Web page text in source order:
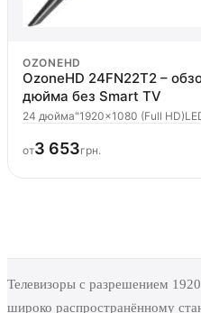
OZONEHD
OzoneHD 24FN22T2 –
дюйма без Smart TV
24 дюйма"1920x1080 (Full HD)
от3 653грн.
Телевизоры с разрешением
широко распространённому